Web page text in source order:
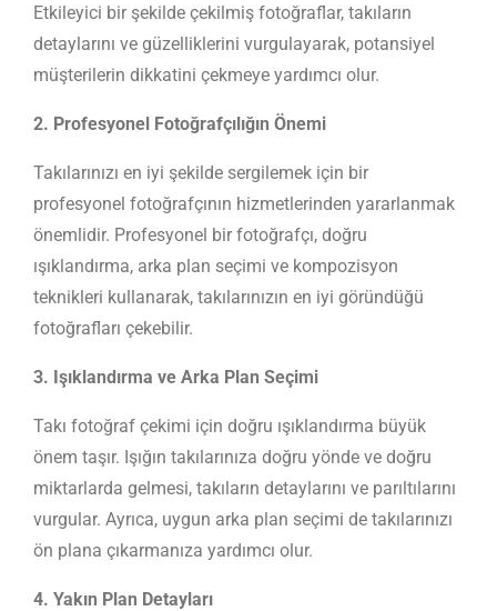
Etkileyici bir şekilde çekilmiş fotoğraflar, takıların
detaylarını ve güzelliklerini vurgulayarak, potansiyel
müşterilerin dikkatini çekmeye yardımcı olur.
2. Profesyonel Fotoğrafçılığın Önemi
Takılarınızı en iyi şekilde sergilemek için bir
profesyonel fotoğrafçının hizmetlerinden yararlanmak
önemlidir. Profesyonel bir fotoğrafçı, doğru
ışıklandırma, arka plan seçimi ve kompozisyon
teknikleri kullanarak, takılarınızın en iyi göründüğü
fotoğrafları çekebilir.
3. Işıklandırma ve Arka Plan Seçimi
Takı fotoğraf çekimi için doğru ışıklandırma büyük
önem taşır. Işığın takılarınıza doğru yönde ve doğru
miktarlarda gelmesi, takıların detaylarını ve parıltılarını
vurgular. Ayrıca, uygun arka plan seçimi de takılarınızı
ön plana çıkarmanıza yardımcı olur.
4. Yakın Plan Detayları